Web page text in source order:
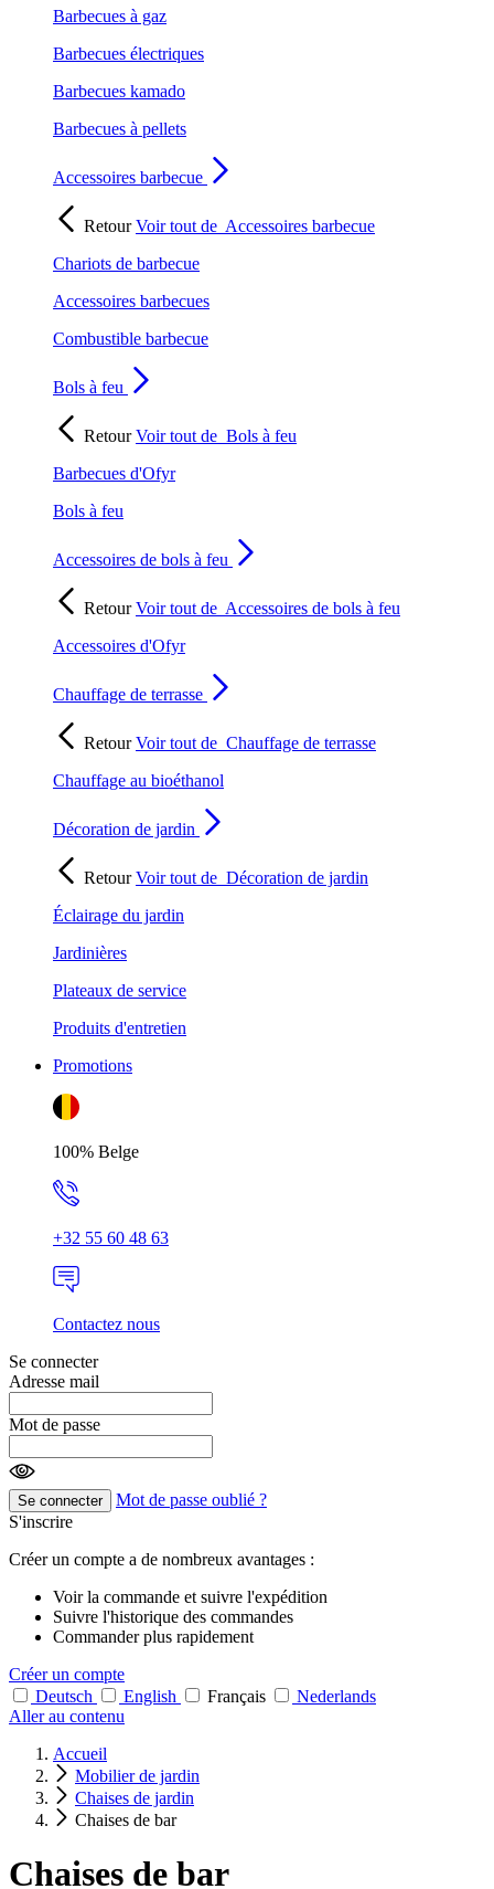
Barbecues à gaz
Barbecues électriques
Barbecues kamado
Barbecues à pellets
Accessoires barbecue
RetourVoir tout de Accessoires barbecue
Chariots de barbecue
Accessoires barbecues
Combustible barbecue
Bols à feu
RetourVoir tout de Bols à feu
Barbecues d'Ofyr
Bols à feu
Accessoires de bols à feu
RetourVoir tout de Accessoires de bols à feu
Accessoires d'Ofyr
Chauffage de terrasse
RetourVoir tout de Chauffage de terrasse
Chauffage au bioéthanol
Décoration de jardin
RetourVoir tout de Décoration de jardin
Éclairage du jardin
Jardinières
Plateaux de service
Produits d'entretien
Promotions
100% Belge
+32 55 60 48 63
Contactez nous
Se connecter
Adresse mail
Mot de passe
Se connecter
Mot de passe oublié ?
S'inscrire
Créer un compte a de nombreux avantages :
Voir la commande et suivre l'expédition
Suivre l'historique des commandes
Commander plus rapidement
Créer un compte
Deutsch
English Français
Nederlands
Aller au contenu
Accueil
Mobilier de jardin
Chaises de jardin
Chaises de bar
Chaises de bar